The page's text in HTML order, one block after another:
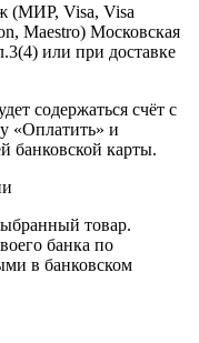
(МИР, Visa, Visa
Maestro) Московская
или при доставке
содержаться счёт с
«Оплатить» и
банковской карты.
товар.
банка по
в банковском